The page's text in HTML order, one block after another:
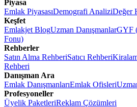
Piyasa
Emlak PiyasasıDemografi AnaliziDeğer
Keşfet
Emlakjet BlogUzman DanışmanlarGYF
Fonu)
Rehberler
Satın Alma RehberiSatıcı Rehberi
Rehberi
Danışman Ara
Emlak DanışmanlarıEmlak Ofisleri
Profesyoneller
Üyelik PaketleriReklam Çözümleri